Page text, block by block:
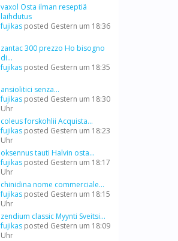
vaxol Osta ilman reseptiä
laihdutus
fujikas posted Gestern um 18:36
zantac 300 prezzo Ho bisogno
di...
fujikas posted Gestern um 18:35
ansiolitici senza...
fujikas posted Gestern um 18:30
Uhr
coleus forskohlii Acquista...
fujikas posted Gestern um 18:23
Uhr
oksennus tauti Halvin osta...
fujikas posted Gestern um 18:17
Uhr
chinidina nome commerciale...
fujikas posted Gestern um 18:15
Uhr
zendium classic Myynti Sveitsi...
fujikas posted Gestern um 18:09
Uhr